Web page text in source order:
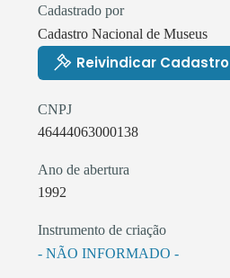
Cadastrado por
Cadastro Nacional de Museus
Reivindicar Cadastro
CNPJ
46444063000138
Ano de abertura
1992
Instrumento de criação
- NÃO INFORMADO -